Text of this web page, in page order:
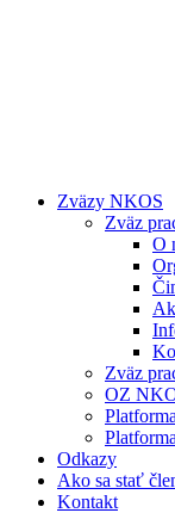
Zväzy NKOS
Zväz
O
Zväz
OZ
Odkazy
Ako sa stať
Kontakt